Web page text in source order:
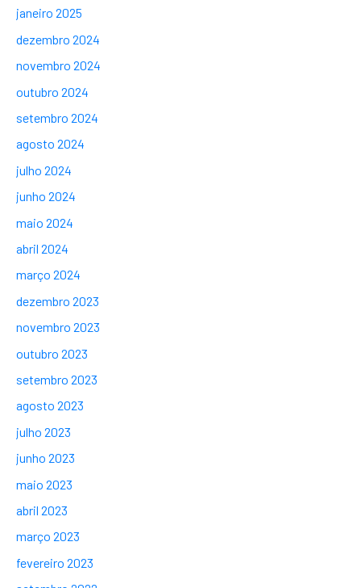
janeiro 2025
dezembro 2024
novembro 2024
outubro 2024
setembro 2024
agosto 2024
julho 2024
junho 2024
maio 2024
abril 2024
março 2024
dezembro 2023
novembro 2023
outubro 2023
setembro 2023
agosto 2023
julho 2023
junho 2023
maio 2023
abril 2023
março 2023
fevereiro 2023